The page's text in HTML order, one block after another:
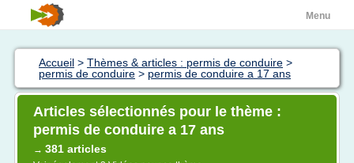
Menu
Accueil > Thèmes & articles : permis de conduire >
permis de conduire > permis de conduire a 17 ans
Articles sélectionnés pour le thème :
permis de conduire a 17 ans
→ 381 articles